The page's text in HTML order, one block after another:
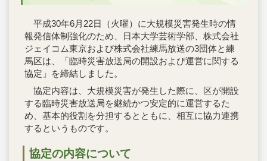
平成30年6月22日（火曜）に大規模災害発生時の情
報発信体制強化のため、日本大学芸術学部、株式会社
ジェイコム東京および株式会社練馬放送の3団体と練
馬区は、「臨時災害放送局の開設および運営に関する
協定」を締結しました。
協定内容は、大規模災害が発生した際に、区が開設
する臨時災害放送局を継続かつ安定的に運営するた
め、基本的役割を分担するとともに、相互に協力連携
するというものです。
協定の内容について